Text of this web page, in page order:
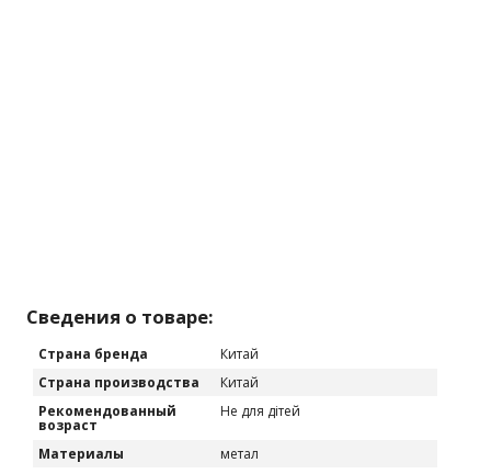
Сведения о товаре:
Страна бренда
Китай
Страна производства
Китай
Рекомендованный
возраст
Не для дітей
Материалы
метал